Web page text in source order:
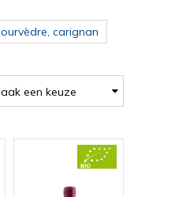
carignan
een keuze